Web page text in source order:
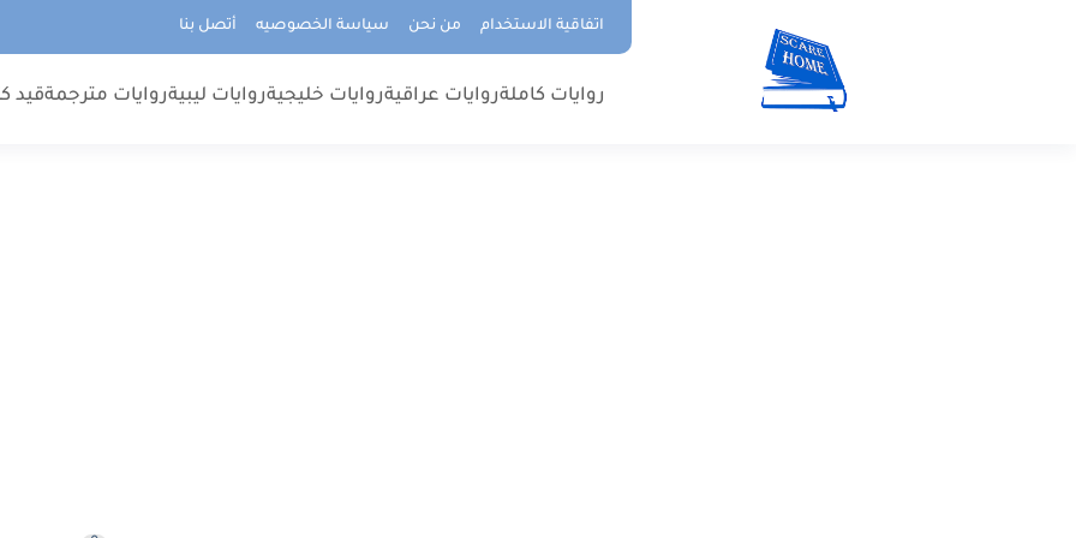
اتفاقية الاستخدام من نحن سياسة الخصوصيه أتصل بنا
روايات كاملةروايات عراقيةروايات خليجيةروايات ليبيةروايات مترجمةقيد